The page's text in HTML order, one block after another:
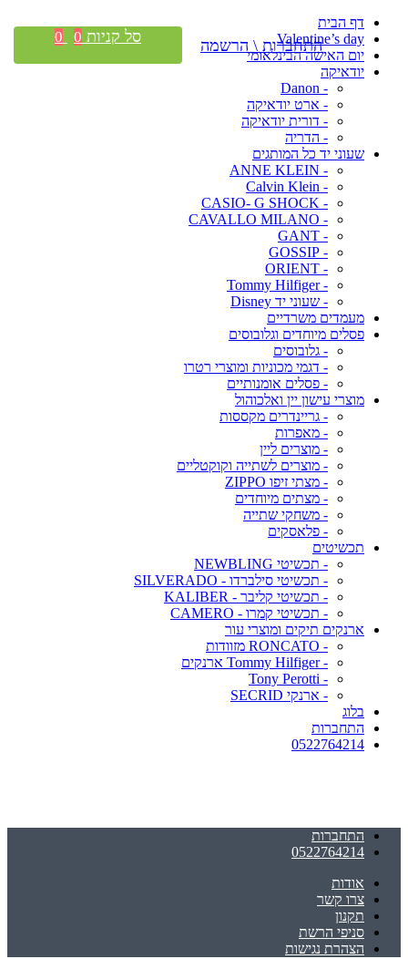
דף הבית
Valentine’s day
יום האישה הבינלאומי
יודאיקה
- Danon
- ארט יודאיקה
- דורית יודאיקה
- הדריה
שעוני יד כל המותגים
- ANNE KLEIN
- Calvin Klein
- CASIO- G SHOCK
- CAVALLO MILANO
- GANT
- GOSSIP
- ORIENT
- Tommy Hilfiger
- שעוני יד Disney
מעמדים משרדיים
פסלים מיוחדים וגלובוסים
- גלובוסים
- דגמי מכוניות ומוצרי רטרו
- פסלים אומנותיים
מוצרי עישון יין ואלכוהול
- גריינדרים מקססות
- מאפרות
- מוצרים ליין
- מוצרים לשתייה וקוקטליים
- מצתי זיפו ZIPPO
- מצתים מיוחדים
- משחקי שתייה
- פלאסקים
תכשיטים
- תכשיטי NEWBLING
- תכשיטי סילברדו - SILVERADO
- תכשיטי קליבר - KALIBER
- תכשיטי קמרו - CAMERO
ארנקים תיקים ומוצרי עור
- RONCATO מזוודות
- Tommy Hilfiger ארנקים
- Tony Perotti
- ארנקי SECRID
בלוג
התחברות
0522764214
התחברות
0522764214
אודות
צרו קשר
תקנון
סניפי הרשת
הצהרת נגישות
התחברות \ הרשמה סל קניות 0
0